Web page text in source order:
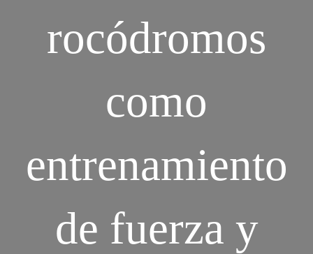
rocódromos
como
entrenamiento
de fuerza y